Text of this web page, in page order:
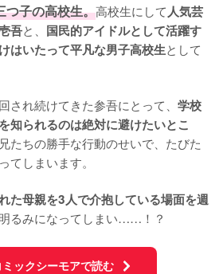
つ子の高校生。高校生にして人気芸
吾と、 国民的アイドルとして活躍す
はいたって平凡な男子高校生として
され続けてきた参吾にとって、 学校
知られるのは絶対に避けたいとこ
たちの勝手な行動のせいで、たびた
てしまいます。
た母親を3人で介抱している場面を週
明るみになってしまい……！？
ックシーモアで読む